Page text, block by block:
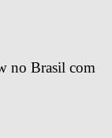
no Brasil com